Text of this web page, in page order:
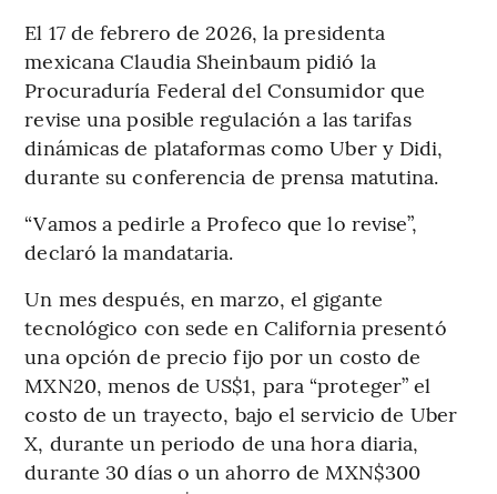
El 17 de febrero de 2026, la presidenta
mexicana Claudia Sheinbaum pidió la
Procuraduría Federal del Consumidor que
revise una posible regulación a las tarifas
dinámicas de plataformas como Uber y Didi,
durante su conferencia de prensa matutina.
“Vamos a pedirle a Profeco que lo revise”,
declaró la mandataria.
Un mes después, en marzo, el gigante
tecnológico con sede en California presentó
una opción de precio fijo por un costo de
MXN20, menos de US$1, para “proteger” el
costo de un trayecto, bajo el servicio de Uber
X, durante un periodo de una hora diaria,
durante 30 días o un ahorro de MXN$300